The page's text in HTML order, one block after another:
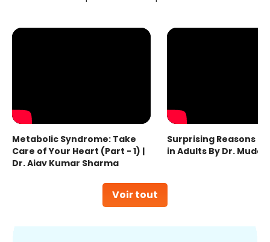
Voir tout
Metabolic Syndrome: Take
Care of Your Heart (Part - 1) |
Dr. Ajay Kumar Sharma
Surprising Reasons
in Adults By Dr.